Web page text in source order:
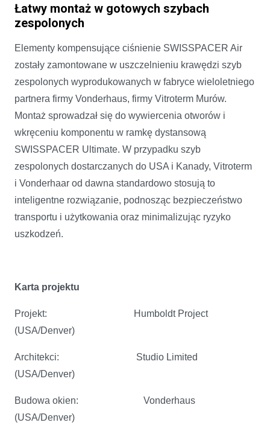
Łatwy montaż w gotowych szybach
zespolonych
Elementy kompensujące ciśnienie SWISSPACER Air
zostały zamontowane w uszczelnieniu krawędzi szyb
zespolonych wyprodukowanych w fabryce wieloletniego
partnera firmy Vonderhaus, firmy Vitroterm Murów.
Montaż sprowadzał się do wywiercenia otworów i
wkręceniu komponentu w ramkę dystansową
SWISSPACER Ultimate. W przypadku szyb
zespolonych dostarczanych do USA i Kanady, Vitroterm
i Vonderhaar od dawna standardowo stosują to
inteligentne rozwiązanie, podnosząc bezpieczeństwo
transportu i użytkowania oraz minimalizując ryzyko
uszkodzeń.
Karta projektu
Projekt: Humboldt Project
(USA/Denver)
Architekci: Studio Limited
(USA/Denver)
Budowa okien: Vonderhaus
(USA/Denver)